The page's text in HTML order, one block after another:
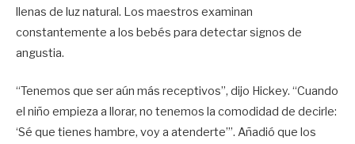
llenas de luz natural. Los maestros examinan
constantemente a los bebés para detectar signos de
angustia.
“Tenemos que ser aún más receptivos”, dijo Hickey. “Cuando
el niño empieza a llorar, no tenemos la comodidad de decirle:
‘Sé que tienes hambre, voy a atenderte’”. Añadió que los